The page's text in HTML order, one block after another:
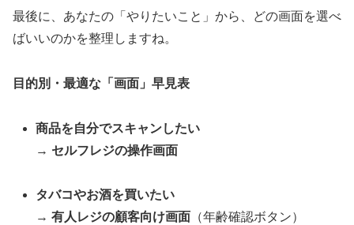
最後に、あなたの「やりたいこと」から、どの画面を選べ
ばいいのかを整理しますね。
目的別・最適な「画面」早見表
商品を自分でスキャンしたい
→ セルフレジの操作画面
タバコやお酒を買いたい
→有人レジの顧客向け画面 （年齢確認ボタン）